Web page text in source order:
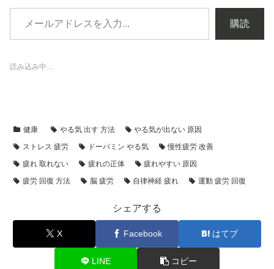
購読
読み込み中…
健康 やる気 出す 方法
やる気が出ない 原因
ストレス 疲労
ドーパミン やる気
慢性疲労 改善
疲れ 取れない
疲れの正体
疲れやすい 原因
疲労 回復 方法
脳 疲労 自律神経 疲れ 運動 疲労 回復
シェアする
X Facebook はてブ
LINE コピー